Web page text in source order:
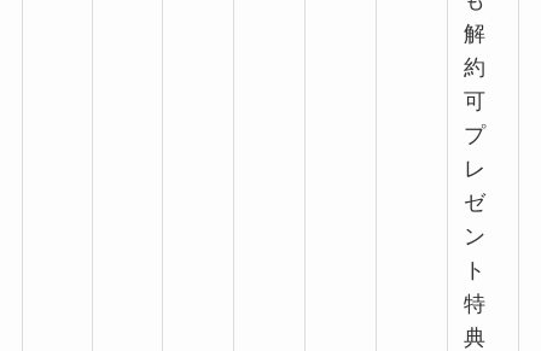
解
約
可
プ
レ
ゼ
ン
ト
特
典